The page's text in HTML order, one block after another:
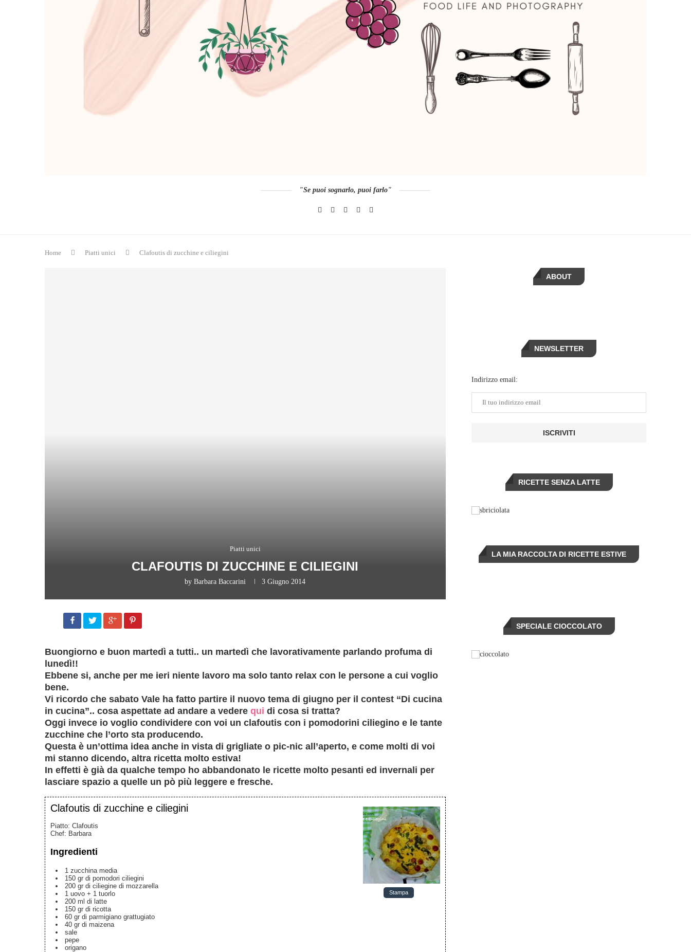
"Se puoi sognarlo, puoi farlo"
Home Piatti unici Clafoutis di zucchine e ciliegini
Piatti unici
CLAFOUTIS DI ZUCCHINE E CILIEGINI
byBarbara Baccarini 3 Giugno 2014
Buongiorno e buon martedì a tutti.. un martedì che lavorativamente parlando profuma di
lunedì!!
Ebbene si, anche per me ieri niente lavoro ma solo tanto relax con le persone a cui voglio
bene.
Vi ricordo che sabato Vale ha fatto partire il nuovo tema di giugno per il contest “Di cucina
in cucina”.. cosa aspettate ad andare a vedere qui di cosa si tratta?
Oggi invece io voglio condividere con voi un clafoutis con i pomodorini ciliegino e le tante
zucchine che l’orto sta producendo.
Questa è un’ottima idea anche in vista di grigliate o pic-nic all’aperto, e come molti di voi
mi stanno dicendo, altra ricetta molto estiva!
In effetti è già da qualche tempo ho abbandonato le ricette molto pesanti ed invernali per
lasciare spazio a quelle un pò più leggere e fresche.
Stampa
Clafoutis di zucchine e ciliegini
Piatto: Clafoutis
Chef: Barbara
Ingredienti
1 zucchina media
150 gr di pomodori ciliegini
200 gr di ciliegine di mozzarella
1 uovo + 1 tuorlo
200 ml di latte
150 gr di ricotta
60 gr di parmigiano grattugiato
40 gr di maizena
sale
pepe
origano
ABOUT
NEWSLETTER
Indirizzo email:
RICETTE SENZA LATTE
LA MIA RACCOLTA DI RICETTE ESTIVE
SPECIALE CIOCCOLATO